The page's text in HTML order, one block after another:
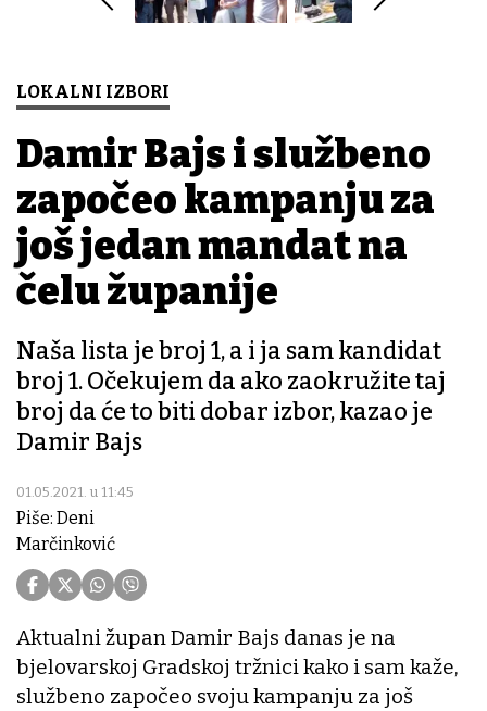
LOKALNI IZBORI
Damir Bajs i službeno
započeo kampanju za
još jedan mandat na
čelu županije
Naša lista je broj 1, a i ja sam kandidat
broj 1. Očekujem da ako zaokružite taj
broj da će to biti dobar izbor, kazao je
Damir Bajs
01.05.2021. u 11:45
Piše: Deni
Marčinković
Aktualni župan Damir Bajs danas je na
bjelovarskoj Gradskoj tržnici kako i sam kaže,
službeno započeo svoju kampanju za još